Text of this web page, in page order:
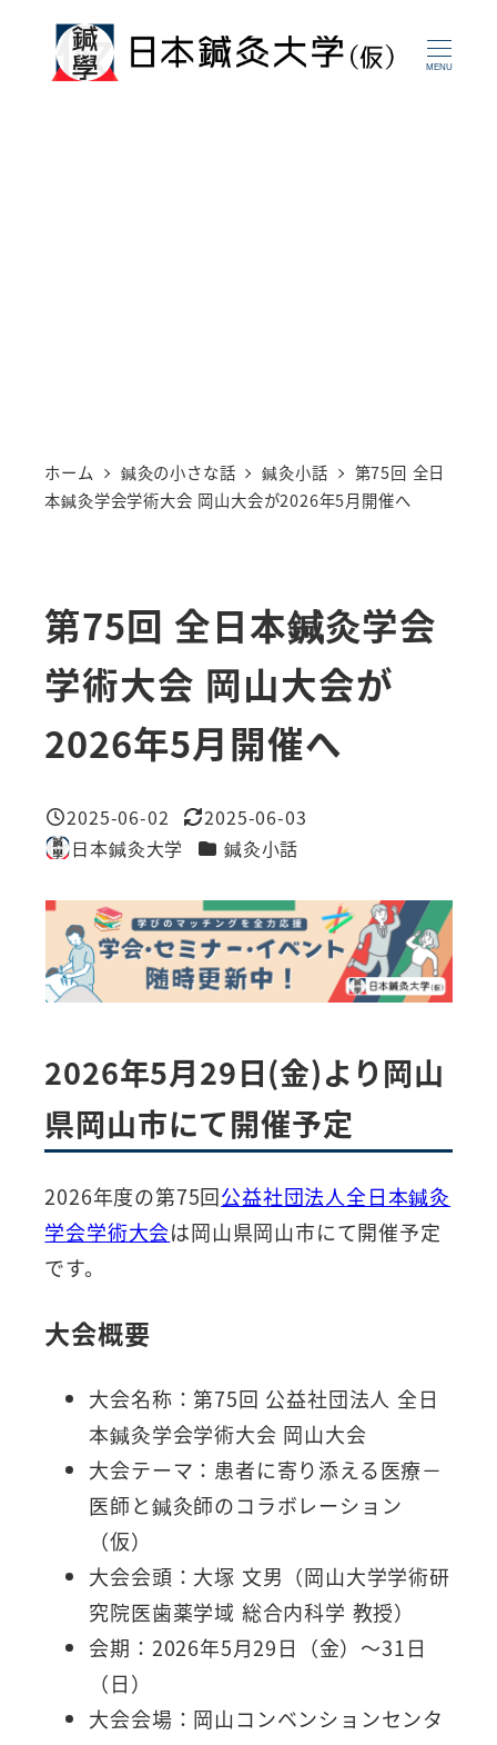
MENU
ホーム 鍼灸の小さな話 鍼灸小話
第75回 全日
本鍼灸学会学術大会 岡山大会が2026年5月開催へ
第75回 全日本鍼灸学会
学術大会 岡山大会が
2026年5月開催へ
投稿日
2025-06-02
更新日
2025-06-03
著
者
日本鍼灸大学 カテゴリー
鍼灸小話
2026年5月29日(金)より岡山
県岡山市にて開催予定
2026年度の第75回公益社団法人全日本鍼灸
学会学術大会は岡山県岡山市にて開催予定
です。
大会概要
大会名称：第75回 公益社団法人 全日
本鍼灸学会学術大会 岡山大会
大会テーマ：患者に寄り添える医療－
医師と鍼灸師のコラボレーション
（仮）
大会会頭：大塚 文男（岡山大学学術研
究院医歯薬学域 総合内科学 教授）
会期：2026年5月29日（金）～31日
（日）
大会会場：岡山コンベンションセンタ